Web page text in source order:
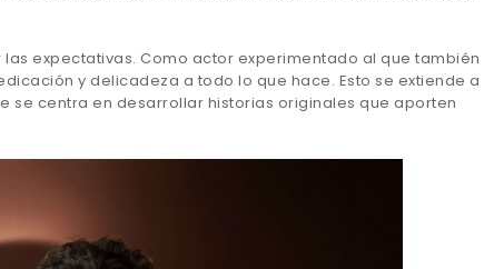
expectativas. Como actor experimentado al que también
y delicadeza a todo lo que hace. Esto se extiende a
se centra en desarrollar historias originales que aporten